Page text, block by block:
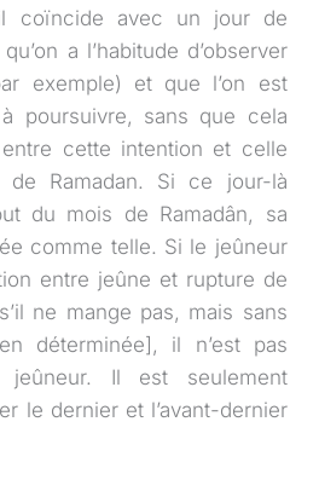
coïncide avec un jour de
a l’habitude d’observer
exemple) et que l’on est
poursuivre, sans que cela
cette intention et celle
Ramadan. Si ce jour-là
du mois de Ramadân, sa
comme telle. Si le jeûneur
entre jeûne et rupture de
ne mange pas, mais sans
déterminée], il n’est pas
jeûneur. Il est seulement
le dernier et l’avant-dernier